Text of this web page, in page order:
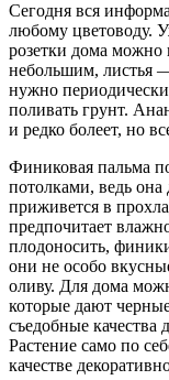
Сегодня вся
любому цветоводу.
розетки дома можно
небольшим, листья
нужно
поливать грунт.
и редко болеет, но
Финиковая пальма
потолками, ведь она
приживется в
предпочитает
плодоносить,
они не особо
оливу. Для дома
которые дают
съедобные качества
Растение само по
качестве